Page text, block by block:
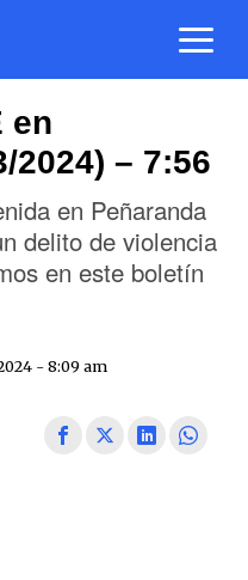
en
2024) – 7:56
en Peñaranda
delito de violencia
en este boletín
- 8:09 am